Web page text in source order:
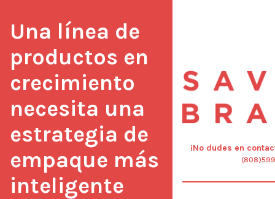
Una línea de
productos en
crecimiento
necesita una
estrategia de
empaque más
inteligente
¡No dudes en